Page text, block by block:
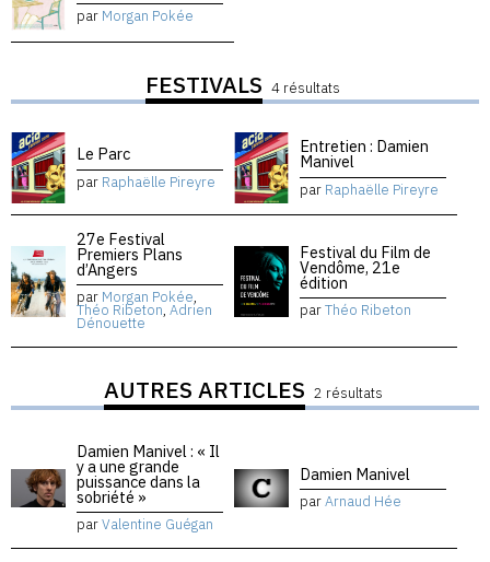
par Morgan Pokée
FESTIVALS 4 résultats
Le Parc
par Raphaëlle Pireyre
Entretien : Damien
Manivel
par Raphaëlle Pireyre
27e Festival
Premiers Plans
d’Angers
par Morgan Pokée,
Théo Ribeton, Adrien
Dénouette
Festival du Film de
Vendôme, 21e
édition
parThéo Ribeton
AUTRES ARTICLES 2 résultats
Damien Manivel : « Il
y a une grande
puissance dans la
sobriété »
parValentine Guégan
Damien Manivel
parArnaud Hée